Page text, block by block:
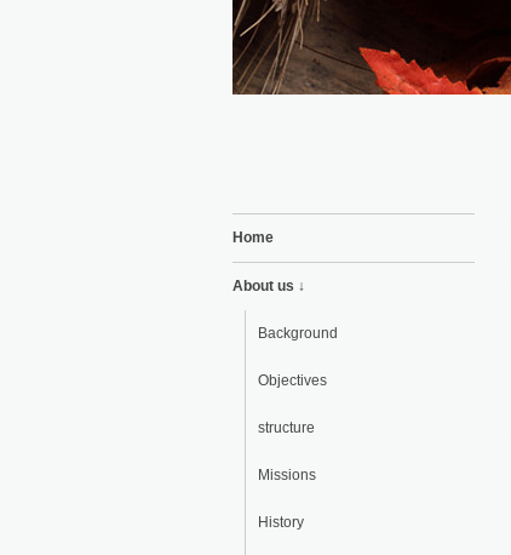
Home
About us ↓
Background
Objectives
structure
Missions
History